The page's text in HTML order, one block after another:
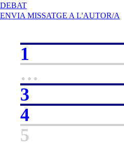
DEBATA
BENVINGUTS
ENVIA MISSATGE A L'AUTOR/A
1
…
3
4
5